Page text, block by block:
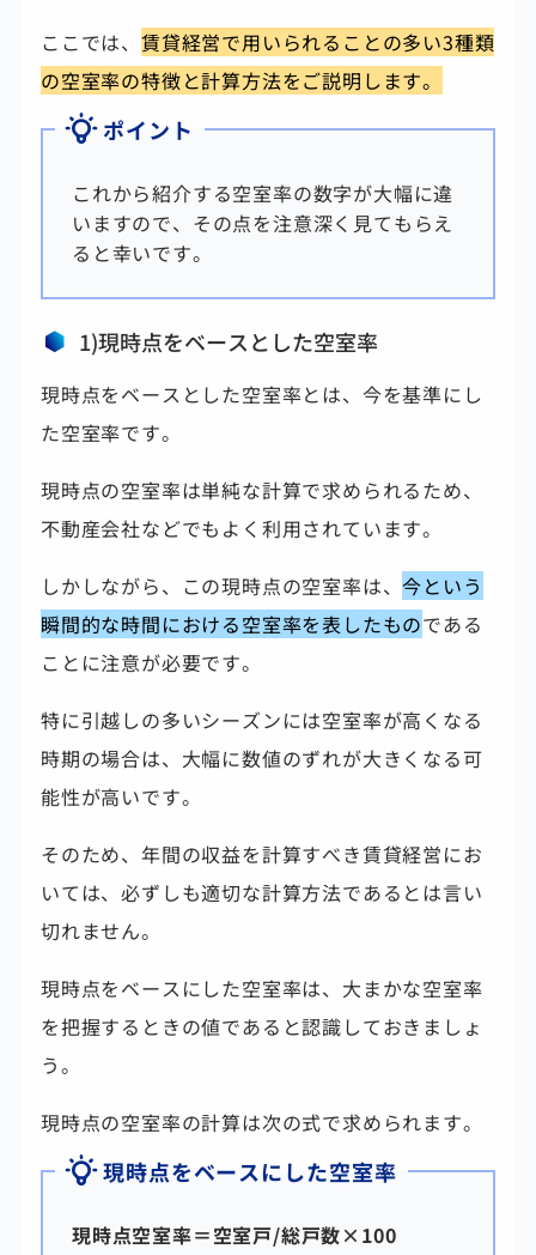
ここでは、 賃貸経営で用いられることの多い3種類
の空室率の特徴と計算方法をご説明します。
ポイント
これから紹介する空室率の数字が大幅に違
いますので、その点を注意深く見てもらえ
ると幸いです。
1)現時点をベースとした空室率
現時点をベースとした空室率とは、今を基準にし
た空室率です。
現時点の空室率は単純な計算で求められるため、
不動産会社などでもよく利用されています。
しかしながら、この現時点の空室率は、今という
瞬間的な時間における空室率を表したものである
ことに注意が必要です。
特に引越しの多いシーズンには空室率が高くなる
時期の場合は、大幅に数値のずれが大きくなる可
能性が高いです。
そのため、年間の収益を計算すべき賃貸経営にお
いては、必ずしも適切な計算方法であるとは言い
切れません。
現時点をベースにした空室率は、大まかな空室率
を把握するときの値であると認識しておきましょ
う。
現時点の空室率の計算は次の式で求められます。
現時点をベースにした空室率
現時点空室率＝空室戸/総戸数×100